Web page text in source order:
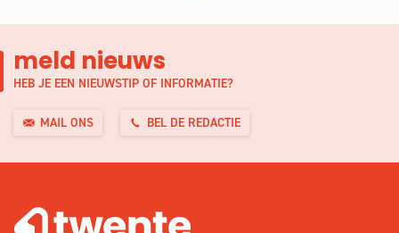
meld nieuws
HEB JE EEN NIEUWSTIP OF INFORMATIE?
MAIL ONS BEL DE REDACTIE